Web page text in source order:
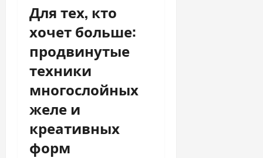
Для тех, кто
хочет больше:
продвинутые
техники
многослойных
желе и
креативных
форм